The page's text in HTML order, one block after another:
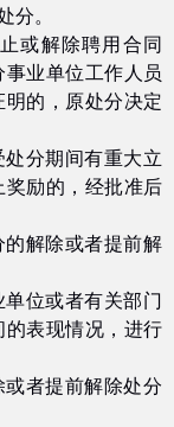
分。
或解除聘用合同
业单位工作人员
的，原处分决定
分期间有重大立
励的，经批准后
解除或者提前解
单位或者有关部门
表现情况，进行
或者提前解除处分